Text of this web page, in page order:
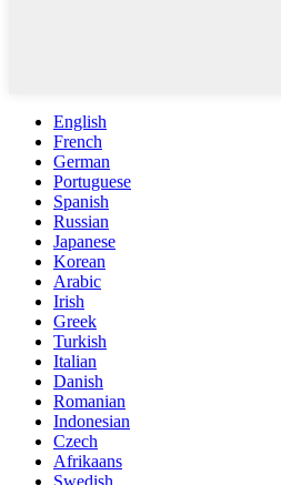
English
French
German
Portuguese
Spanish
Russian
Japanese
Korean
Arabic
Irish
Greek
Turkish
Italian
Danish
Romanian
Indonesian
Czech
Afrikaans